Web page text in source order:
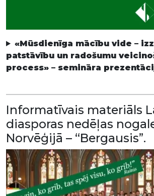
«Mūsdienīga mācību vide –
patstāvību un radošumu
process» – semināra
Informatīvais materiāls
diasporas nedēļas
Norvēģijā – “Bergausis”.